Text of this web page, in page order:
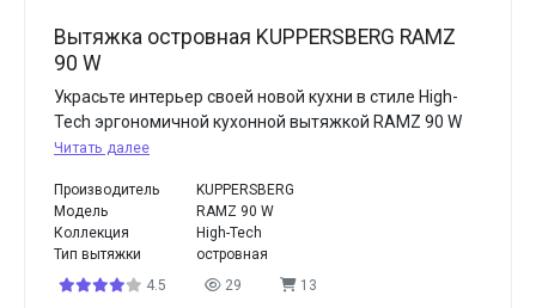
Вытяжка островная KUPPERSBERG RAMZ
90 W
Украсьте интерьер своей новой кухни в стиле High-
Tech эргономичной кухонной вытяжкой RAMZ 90 W
Читать далее
Производитель
KUPPERSBERG
Модель
RAMZ 90 W
Коллекция
High-Tech
Тип вытяжки
островная
4.5
29 13